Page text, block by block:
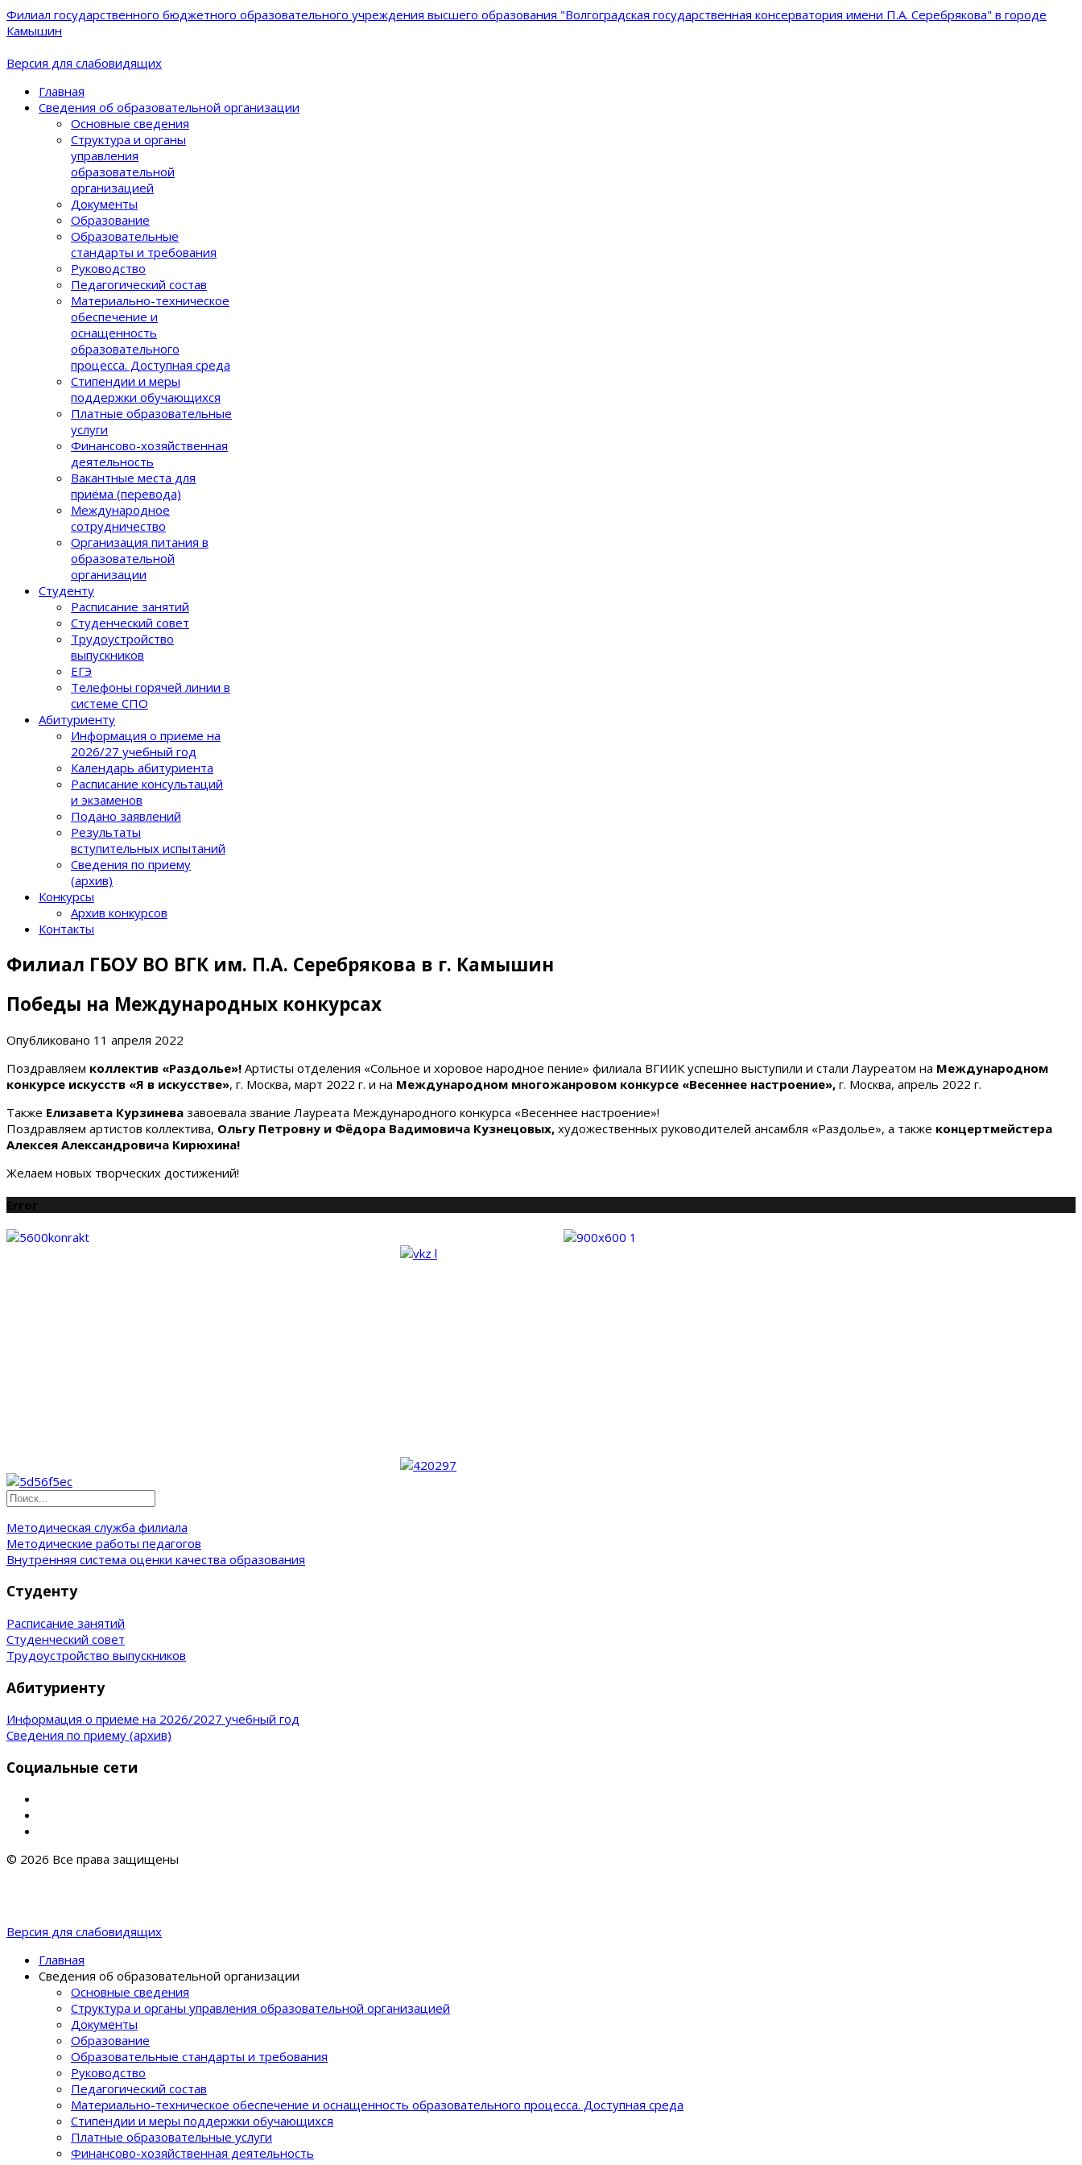
Филиал государственного бюджетного образовательного учреждения высшего образования "Волгоградская государственная консерватория имени П.А. Серебрякова" в городе
Камышин
Версия для слабовидящих
Главная
Сведения об образовательной организации
Основные сведения
Структура и органы
управления
образовательной
организацией
Документы
Образование
Образовательные
стандарты и требования
Руководство
Педагогический состав
Материально-техническое
обеспечение и
оснащенность
образовательного
процеcса. Доступная среда
Стипендии и меры
поддержки обучающихся
Платные образовательные
услуги
Финансово-хозяйственная
деятельность
Вакантные места для
приёма (перевода)
Международное
сотрудничество
Организация питания в
образовательной
организации
Студенту
Расписание занятий
Студенческий совет
Трудоустройство
выпускников
ЕГЭ
Телефоны горячей линии в
системе СПО
Абитуриенту
Информация о приеме на
2026/27 учебный год
Календарь абитуриента
Расписание консультаций
и экзаменов
Подано заявлений
Результаты
вступительных испытаний
Сведения по приему
(архив)
Конкурсы
Архив конкурсов
Контакты
Филиал ГБОУ ВО ВГК им. П.А. Серебрякова в г. Камышин
Победы на Международных конкурсах
Опубликовано 11 апреля 2022
Поздравляем коллектив «Раздолье»! Артисты отделения «Сольное и хоровое народное пение» филиала ВГИИК успешно выступили и стали Лауреатом на Международном
конкурсе искусств «Я в искусстве», г. Москва, март 2022 г. и на Международном многожанровом конкурсе «Весеннее настроение», г. Москва, апрель 2022 г.
Также Елизавета Курзинева завоевала звание Лауреата Международного конкурса «Весеннее настроение»!
Поздравляем артистов коллектива, Ольгу Петровну и Фёдора Вадимовича Кузнецовых, художественных руководителей ансамбля «Раздолье», а также концертмейстера
Алексея Александровича Кирюхина!
Желаем новых творческих достижений!
Error
Методическая служба филиала
Методические работы педагогов
Внутренняя система оценки качества образования
Студенту
Расписание занятий
Студенческий совет
Трудоустройство выпускников
Абитуриенту
Информация о приеме на 2026/2027 учебный год
Сведения по приему (архив)
Социальные сети
© 2026 Все права защищены
Версия для слабовидящих
Главная
Сведения об образовательной организации
Основные сведения
Структура и органы управления образовательной организацией
Документы
Образование
Образовательные стандарты и требования
Руководство
Педагогический состав
Материально-техническое обеспечение и оснащенность образовательного процеcса. Доступная среда
Стипендии и меры поддержки обучающихся
Платные образовательные услуги
Финансово-хозяйственная деятельность